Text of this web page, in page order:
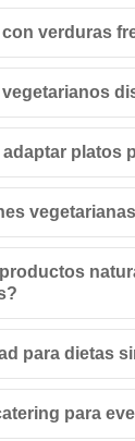
verduras
platos
para dietas
para